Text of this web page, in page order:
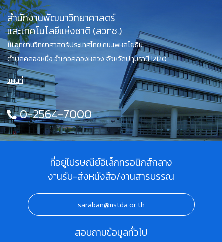
สำนักงานพัฒนาวิทยาศาสตร์
และเทคโนโลยีแห่งชาติ (สวทช.)
111 อุทยานวิทยาศาสตร์ประเทศไทย ถนนพหลโยธิน
ตำบลคลองหนึ่ง อำเภอคลองหลวง จังหวัดปทุมธานี 12120
แผนที่
0-2564-7000
ที่อยู่ไปรษณีย์อิเล็กทรอนิกส์กลาง
งานรับ-ส่งหนังสือ/งานสารบรรณ
saraban@nstda.or.th
สอบถามข้อมูลทั่วไป